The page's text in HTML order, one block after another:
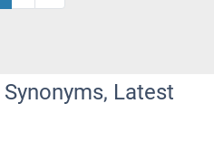
Latest